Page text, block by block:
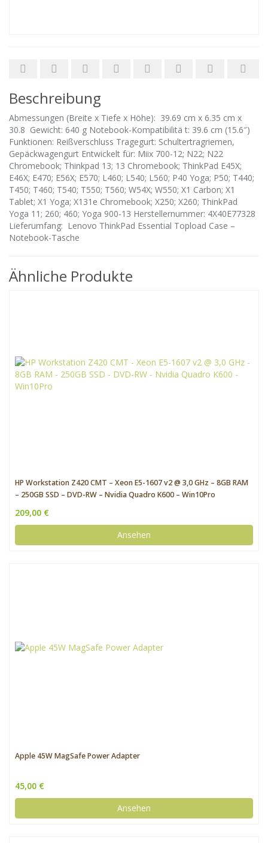
Beschreibung
Abmessungen (Breite x Tiefe x Höhe): 39.69 cm x 6.35 cm x
30.8 Gewicht: 640 g Notebook-Kompatibilitä t: 39.6 cm (15.6″)
Funktionen: Reißverschluss Tragegurt: Schultertragriemen,
Gepäckwagengurt Entwickelt für: Miix 700-12; N22; N22
Chromebook; Thinkpad 13; 13 Chromebook; ThinkPad E45X;
E46X; E470; E56X; E570; L460; L540; L560; P40 Yoga; P50; T440;
T450; T460; T540; T550; T560; W54X; W550; X1 Carbon; X1
Tablet; X1 Yoga; X131e Chromebook; X250; X260; ThinkPad
Yoga 11; 260; 460; Yoga 900-13 Herstellernummer: 4X40E77328
Lieferumfang: Lenovo ThinkPad Essential Topload Case –
Notebook-Tasche
Ähnliche Produkte
HP Workstation Z420 CMT – Xeon E5-1607 v2 @ 3,0 GHz – 8GB RAM
– 250GB SSD – DVD-RW – Nvidia Quadro K600 – Win10Pro
209,00 €
Ansehen
Apple 45W MagSafe Power Adapter
45,00 €
Ansehen